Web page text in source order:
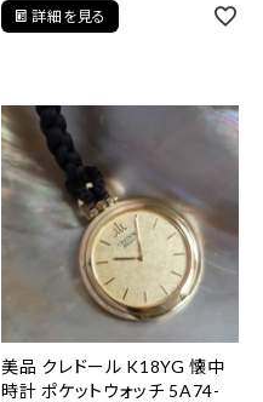
詳細を見る
美品 クレドール K18YG 懐中
時計 ポケットウォッチ 5A74-